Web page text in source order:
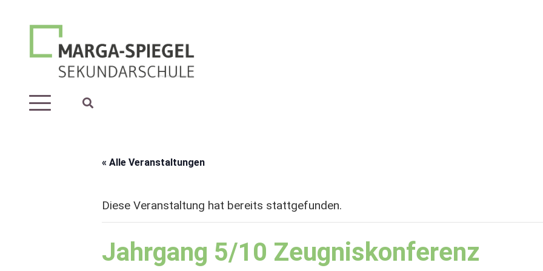
« Alle Veranstaltungen
Diese Veranstaltung hat bereits stattgefunden.
Jahrgang 5/10 Zeugniskonferenz